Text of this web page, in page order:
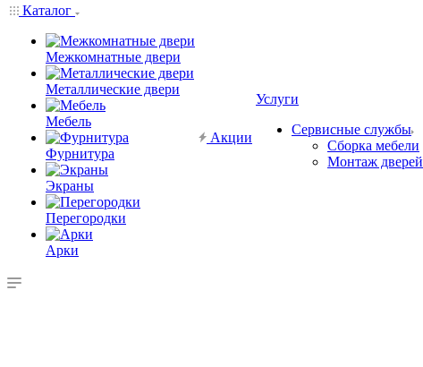
Каталог
Межкомнатные двери
Металлические двери
Мебель
Фурнитура
Экраны
Перегородки
Арки
Акции
Услуги
Сервисные службы
Сборка мебели
Монтаж дверей